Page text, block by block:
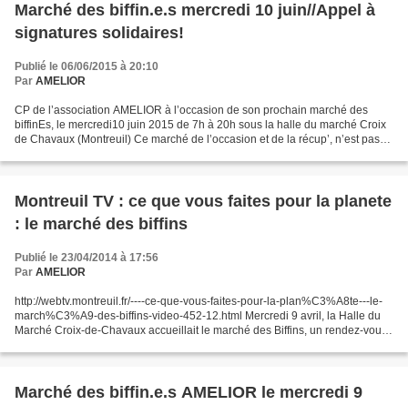
Marché des biffin.e.s mercredi 10 juin//Appel à
signatures solidaires!
Publié le 06/06/2015 à 20:10
Par AMELIOR
CP de l’association AMELIOR à l’occasion de son prochain marché des
biffinEs, le mercredi10 juin 2015 de 7h à 20h sous la halle du marché Croix
de Chavaux (Montreuil) Ce marché de l’occasion et de la récup’, n’est pas
Montreuil TV : ce que vous faites pour la planete
: le marché des biffins
Publié le 23/04/2014 à 17:56
Par AMELIOR
http://webtv.montreuil.fr/----ce-que-vous-faites-pour-la-plan%C3%A8te---le-
march%C3%A9-des-biffins-video-452-12.html Mercredi 9 avril, la Halle du
Marché Croix-de-Chavaux accueillait le marché des Biffins, un rendez-vous
Marché des biffin.e.s AMELIOR le mercredi 9